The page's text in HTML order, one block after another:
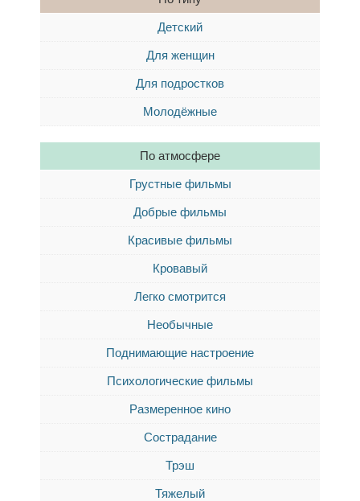
Детский
Для женщин
Для подростков
Молодёжные
По атмосфере
Грустные фильмы
Добрые фильмы
Красивые фильмы
Кровавый
Легко смотрится
Необычные
Поднимающие настроение
Психологические фильмы
Размеренное кино
Сострадание
Трэш
Тяжелый